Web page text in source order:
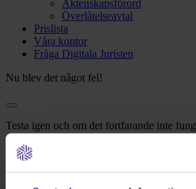
Äktenskapsförord
Överlåtelseavtal
Prislista
Våra kontor
Fråga Digitala Juristen
Nu blev det något fel!
Testa igen och om det fortfarande inte
support@familjensjurist.se.
Stäng